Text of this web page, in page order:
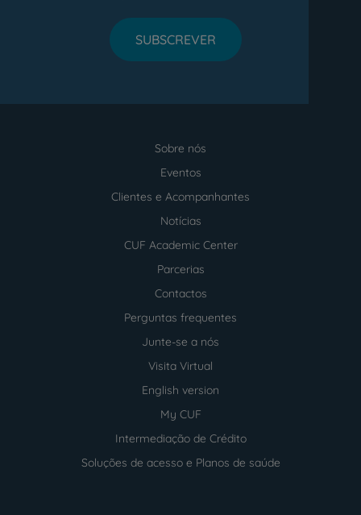
SUBSCREVER
Sobre nós
Eventos
Clientes e Acompanhantes
Notícias
CUF Academic Center
Parcerias
Contactos
Perguntas frequentes
Junte-se a nós
Visita Virtual
English version
My CUF
Intermediação de Crédito
Soluções de acesso e Planos de saúde